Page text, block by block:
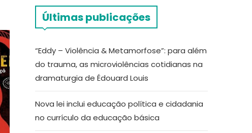
Últimas publicações
“Eddy – Violência & Metamorfose”: para além
do trauma, as microviolências cotidianas na
dramaturgia de Édouard Louis
Nova lei inclui educação política e cidadania
no currículo da educação básica